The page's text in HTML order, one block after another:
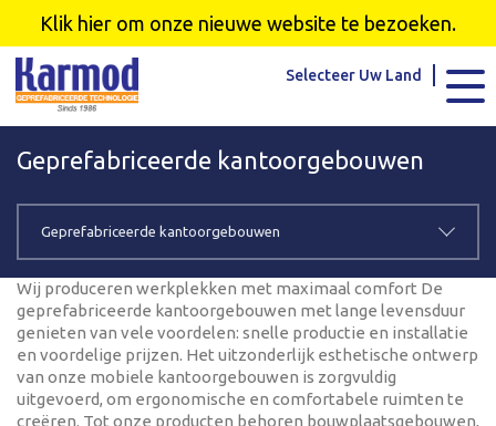
Karmod العربية
Karmod Deutsche Karmod Français
Karmod Україна
Karmod Europe Karmod Netherlands
Karmod France Karmod Polska
Karmod Ελλάδα Karmod العربية
Klik hier om onze nieuwe website te bezoeken.
Selecteer Uw Land
Geprefabriceerde kantoorgebouwen
Geprefabriceerde kantoorgebouwen
Wij produceren werkplekken met maximaal comfort De
geprefabriceerde kantoorgebouwen met lange levensduur
genieten van vele voordelen: snelle productie en installatie
en voordelige prijzen. Het uitzonderlijk esthetische ontwerp
van onze mobiele kantoorgebouwen is zorgvuldig
uitgevoerd, om ergonomische en comfortabele ruimten te
creëren. Tot onze producten behoren bouwplaatsgebouwen,